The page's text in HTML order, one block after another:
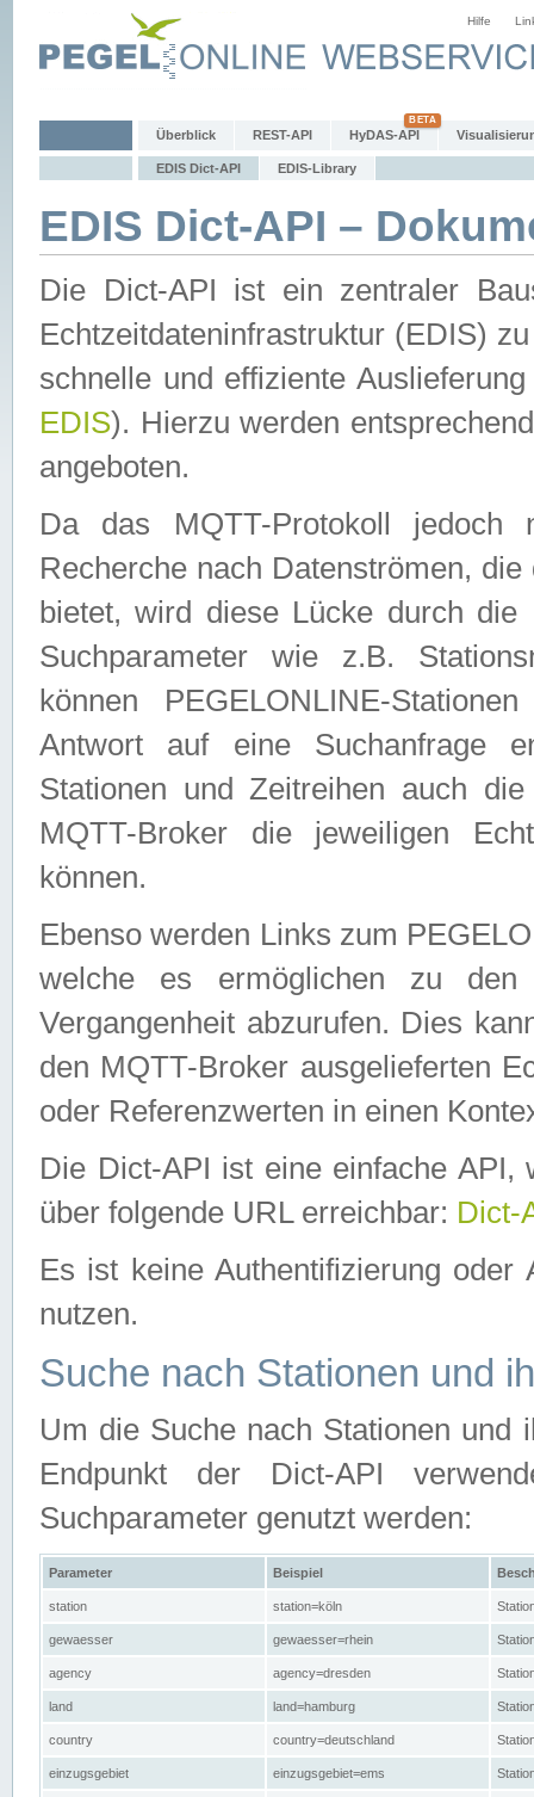
Hilfe
Überblick REST-API HyDAS-API
EDIS Dict-API EDIS-Library
EDIS Dict-API –
Die Dict-API ist ein zentraler
Echtzeitdateninfrastruktur (EDIS)
schnelle und effiziente
EDIS). Hierzu werden
angeboten.
Da das MQTT-Protokoll jedoch
Recherche nach Datenströmen,
bietet, wird diese Lücke durch die
Suchparameter wie z.B.
können PEGELONLINE-
Antwort auf eine Suchanfrage
Stationen und Zeitreihen auch
MQTT-Broker die jeweiligen
können.
Ebenso werden Links zum
welche es ermöglichen zu den
Vergangenheit abzurufen. Dies
den MQTT-Broker ausgelieferten
oder Referenzwerten in einen
Die Dict-API ist eine einfache API,
über folgende URL erreichbar: Dict-
Es ist keine Authentifizierung
nutzen.
Suche nach Stationen und
Um die Suche nach Stationen und
Endpunkt der Dict-API
Suchparameter genutzt werden:
Parameter Beispiel
station station=köln
gewaesser gewaesser=rhein
agency agency=dresden
land land=hamburg
country country=deutschland
einzugsgebiet einzugsgebiet=ems